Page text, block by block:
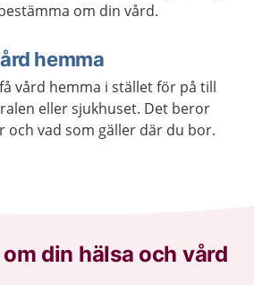
om din vård.
hemma
vård hemma i stället för på till
eller sjukhuset. Det beror
och vad som gäller där du bor.
din hälsa och vård